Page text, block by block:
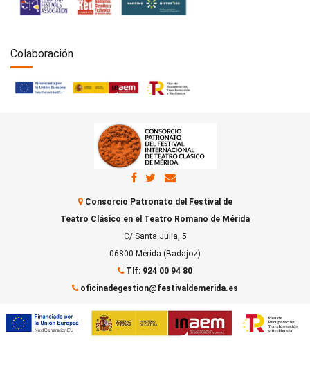
Colaboración
Consorcio Patronato del Festival de
Teatro Clásico en el Teatro Romano de Mérida
C/ Santa Julia, 5
06800 Mérida (Badajoz)
Tlf: 924 00 94 80
oficinadegestion@festivaldemerida.es